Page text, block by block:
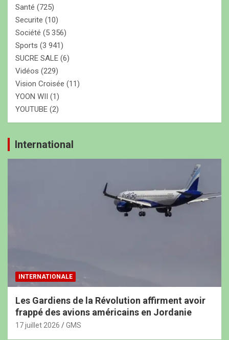
Santé (725)
Securite (10)
Société (5 356)
Sports (3 941)
SUCRE SALE (6)
Vidéos (229)
Vision Croisée (11)
YOON WII (1)
YOUTUBE (2)
International
INTERNATIONALE
Les Gardiens de la Révolution affirment avoir
frappé des avions américains en Jordanie
17 juillet 2026 GMS